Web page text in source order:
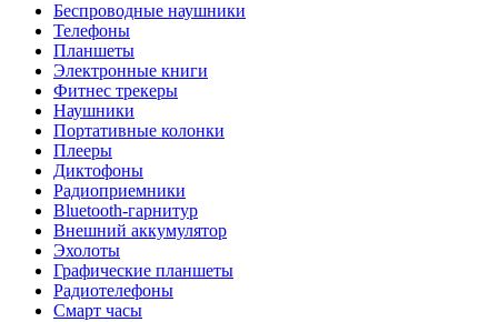
Беспроводные наушники
Телефоны
Планшеты
Электронные книги
Фитнес трекеры
Наушники
Портативные колонки
Плееры
Диктофоны
Радиоприемники
Bluetooth-гарнитур
Внешний аккумулятор
Эхолоты
Графические планшеты
Радиотелефоны
Смарт часы